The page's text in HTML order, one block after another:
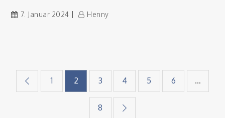
7. Januar 2024 Henny
1 2 3 4 5 6 …
8